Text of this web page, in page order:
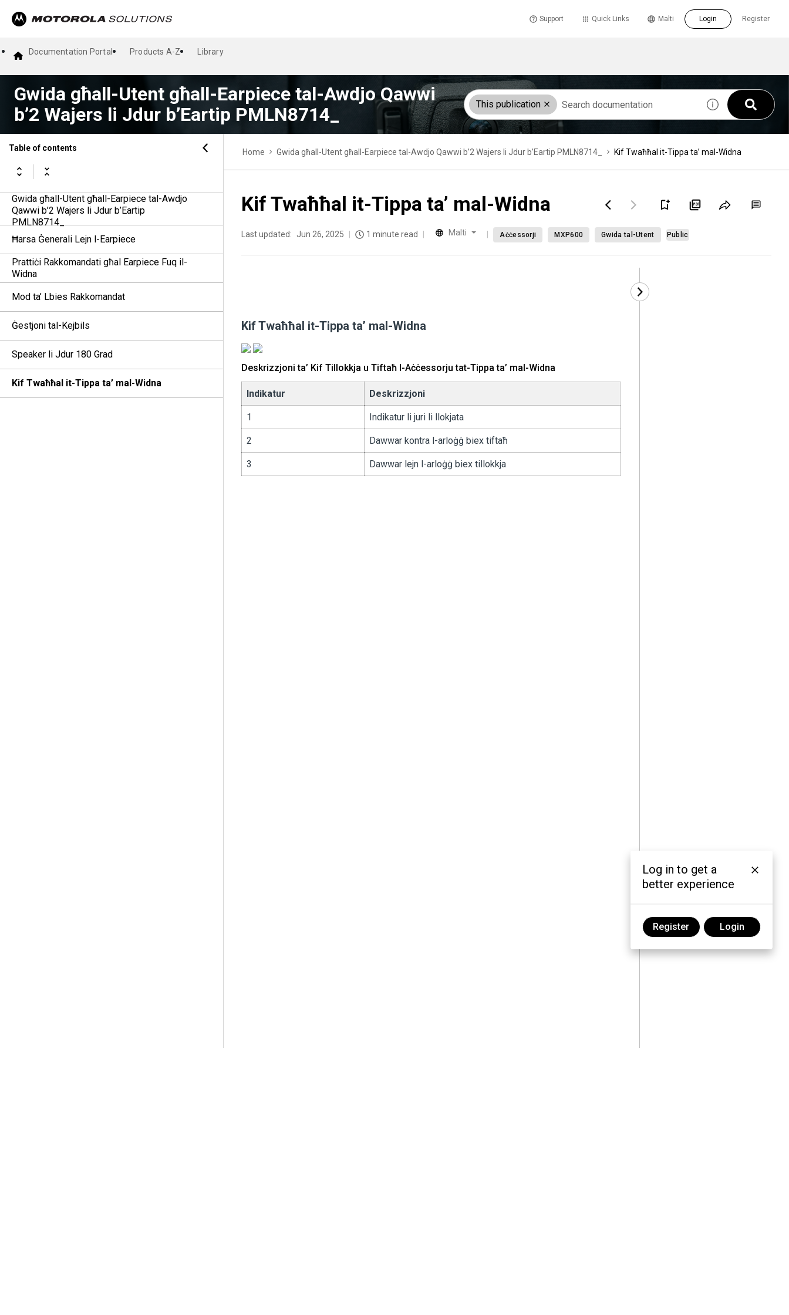
Support Quick Links Register
Malti Login
Documentation Portal Products A-Z Library
Gwida għall-Utent għall-Earpiece tal-Awdjo Qawwi
b’2 Wajers li Jdur b’Eartip PMLN8714_
This publication
Table of contents
Gwida għall-Utent għall-Earpiece tal-Awdjo
Qawwi b’2 Wajers li Jdur b’Eartip
PMLN8714_
Ħarsa Ġenerali Lejn l-Earpiece
Prattiċi Rakkomandati għal Earpiece Fuq il-
Widna
Mod ta’ Lbies Rakkomandat
Ġestjoni tal-Kejbils
Speaker li Jdur 180 Grad
Kif Twaħħal it-Tippa ta’ mal-Widna
Home Gwida għall-Utent għall-Earpiece tal-Awdjo Qawwi b’2 Wajers li Jdur b’Eartip PMLN8714_ Kif Twaħħal it-Tippa ta’ mal-Widna
Kif Twaħħal it-Tippa ta’ mal-Widna
Last updated: Jun 26, 2025 1 minute read Malti Aċċessorji MXP600 Gwida tal-Utent Public
Kif Twaħħal it-Tippa ta’ mal-Widna
Deskrizzjoni ta’ Kif Tillokkja u Tiftaħ l-Aċċessorju tat-Tippa ta’ mal-Widna
Indikatur Deskrizzjoni
1 Indikatur li juri li llokjata
2 Dawwar kontra l-arloġġ biex tiftaħ
3 Dawwar lejn l-arloġġ biex tillokkja
Log in to get a
better experience
Register Login